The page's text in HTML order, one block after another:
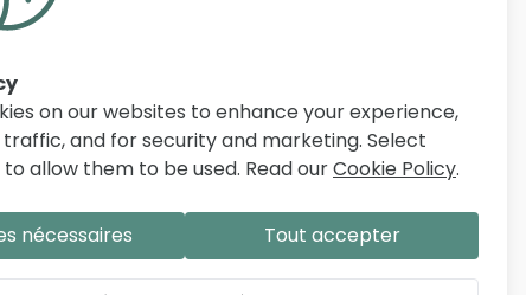
on our websites to enhance your experience,
and for security and marketing. Select
allow them to be used. Read ourCookie Policy.
nécessaires Tout accepter
qualité pour le salon, la salle à manger, la
d’articles, des prix compétitifs et un service
aux Pays-Bas et en France à aménager